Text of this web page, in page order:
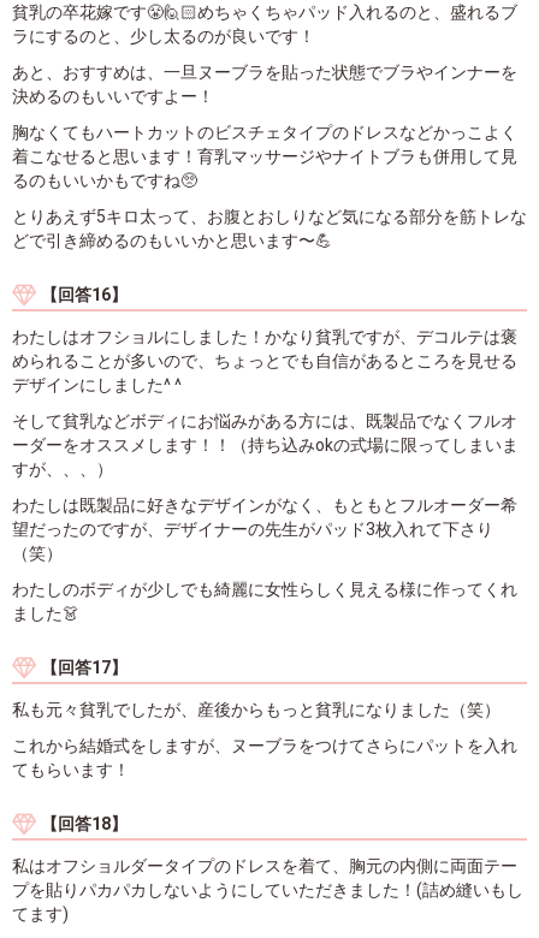
貧乳の卒花嫁です😤🙋🏻めちゃくちゃパッド入れるのと、盛れるブ
ラにするのと、少し太るのが良いです！
あと、おすすめは、一旦ヌーブラを貼った状態でブラやインナーを
決めるのもいいですよー！
胸なくてもハートカットのビスチェタイプのドレスなどかっこよく
着こなせると思います！育乳マッサージやナイトブラも併用して見
るのもいいかもですね🥺
とりあえず5キロ太って、お腹とおしりなど気になる部分を筋トレな
どで引き締めるのもいいかと思います〜💪
【回答16】
わたしはオフショルにしました！かなり貧乳ですが、デコルテは褒
められることが多いので、ちょっとでも自信があるところを見せる
デザインにしました^ ^
そして貧乳などボディにお悩みがある方には、既製品でなくフルオ
ーダーをオススメします！！（持ち込みokの式場に限ってしまいま
すが、、、）
わたしは既製品に好きなデザインがなく、もともとフルオーダー希
望だったのですが、デザイナーの先生がパッド3枚入れて下さり
（笑）
わたしのボディが少しでも綺麗に女性らしく見える様に作ってくれ
ました👗
【回答17】
私も元々貧乳でしたが、産後からもっと貧乳になりました（笑）
これから結婚式をしますが、ヌーブラをつけてさらにパットを入れ
てもらいます！
【回答18】
私はオフショルダータイプのドレスを着て、胸元の内側に両面テー
プを貼りパカパカしないようにしていただきました！(詰め縫いもし
てます)